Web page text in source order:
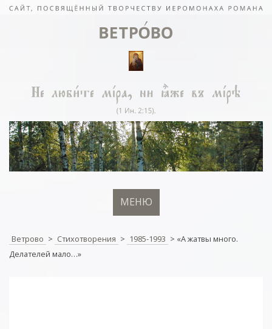
МЕНЮ
Ветрово > Стихотворения > 1985-1993 > «А жатвы много.
Делателей мало…»